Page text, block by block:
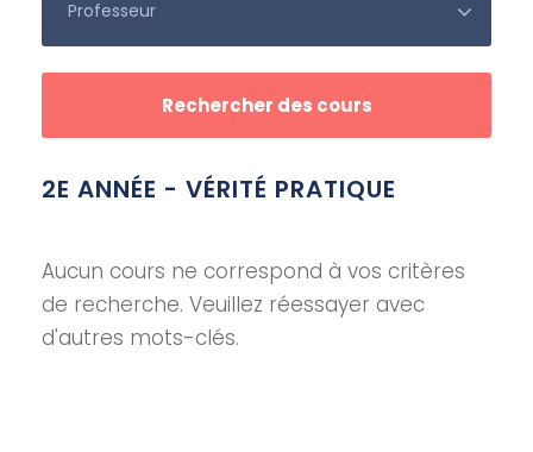
2E ANNÉE - VÉRITÉ PRATIQUE
Aucun cours ne correspond à vos critères
de recherche. Veuillez réessayer avec
d'autres mots-clés.